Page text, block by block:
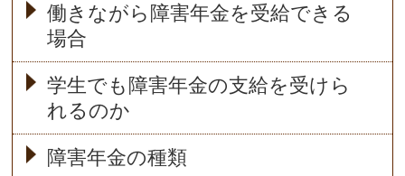
働きながら障害年金を受給できる
場合
学生でも障害年金の支給を受けら
れるのか
障害年金の種類